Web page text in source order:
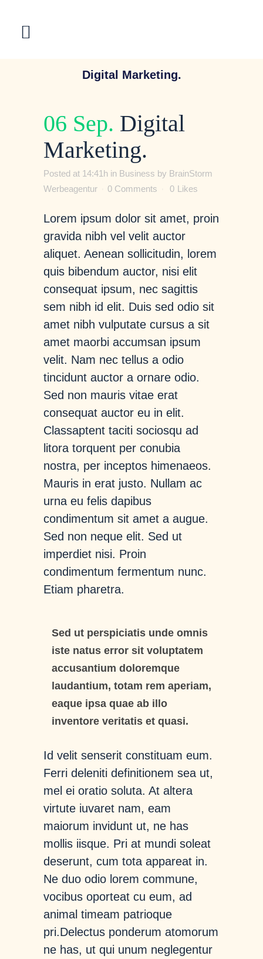
Digital Marketing.
06 Sep. Digital
Marketing.
Posted at 14:41h in Business by BrainStorm
Werbeagentur
0 Comments 0 Likes
Lorem ipsum dolor sit amet, proin
gravida nibh vel velit auctor
aliquet. Aenean sollicitudin, lorem
quis bibendum auctor, nisi elit
consequat ipsum, nec sagittis
sem nibh id elit. Duis sed odio sit
amet nibh vulputate cursus a sit
amet maorbi accumsan ipsum
velit. Nam nec tellus a odio
tincidunt auctor a ornare odio.
Sed non mauris vitae erat
consequat auctor eu in elit.
Classaptent taciti sociosqu ad
litora torquent per conubia
nostra, per inceptos himenaeos.
Mauris in erat justo. Nullam ac
urna eu felis dapibus
condimentum sit amet a augue.
Sed non neque elit. Sed ut
imperdiet nisi. Proin
condimentum fermentum nunc.
Etiam pharetra.
Sed ut perspiciatis unde omnis
iste natus error sit voluptatem
accusantium doloremque
laudantium, totam rem aperiam,
eaque ipsa quae ab illo
inventore veritatis et quasi.
Id velit senserit constituam eum.
Ferri deleniti definitionem sea ut,
mel ei oratio soluta. At altera
virtute iuvaret nam, eam
maiorum invidunt ut, ne has
mollis iisque. Pri at mundi soleat
deserunt, cum tota appareat in.
Ne duo odio lorem commune,
vocibus oporteat cu eum, ad
animal timeam patrioque
pri.Delectus ponderum atomorum
ne has, ut qui unum neglegentur